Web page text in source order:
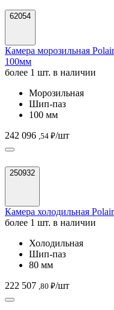
62054
Камера морозильная
100мм
более 1 шт. в наличии
Морозильная
Шип-паз
100 мм
242 096 ,54 ₽/шт
250932
Камера холодильная
более 1 шт. в наличии
Холодильная
Шип-паз
80 мм
222 507 ,80 ₽/шт